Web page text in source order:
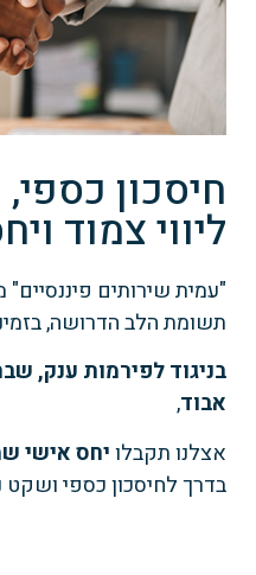
חיסכון
ליווי צמוד
"עמית שירותים
תשומת הלב הדרושה,
בניגוד לפירמות ענק,
אבוד,
אצלנו תקבלויחס אישי
בדרך לחיסכון כספי